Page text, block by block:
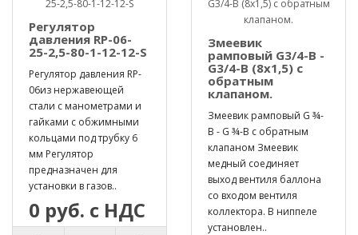
Регулятор
давления RP-06-
25-2,5-80-1-12-12-S
Регулятор давления RP-
06из нержавеющей
стали с манометрами и
гайками с обжимными
кольцами под трубку 6
мм Регулятор
предназначен для
установки в газов..
0 руб. с НДС
Змеевик
рамповый G3/4-B -
G3/4-B (8х1,5) с
обратным
клапаном.
Змеевик рамповый G ¾-
B - G ¾-B с обратным
клапаном Змеевик
медный соединяет
выход вентиля баллона
со входом вентиля
коллектора. В ниппеле
установлен..